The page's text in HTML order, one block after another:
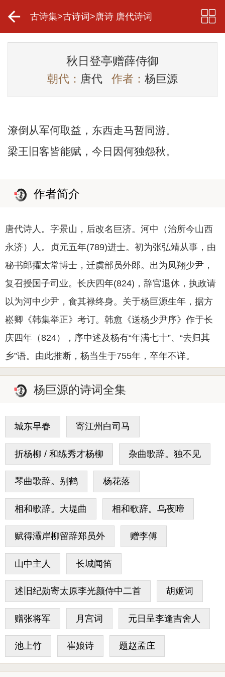
古诗集>古诗词 >唐诗 唐代诗词
秋日登亭赠薛侍御
朝代： 唐代 作者： 杨巨源
潦倒从军何取益，东西走马暂同游。
梁王旧客皆能赋，今日因何独怨秋。
作者简介
唐代诗人。字景山，后改名巨济。河中（治所今山西
永济）人。贞元五年(789)进士。初为张弘靖从事，由
秘书郎擢太常博士，迁虞部员外郎。出为凤翔少尹，
复召授国子司业。长庆四年(824)，辞官退休，执政请
以为河中少尹，食其禄终身。关于杨巨源生年，据方
崧卿《韩集举正》考订。韩愈《送杨少尹序》作于长
庆四年（824），序中述及杨有“年满七十”、“去归其
乡”语。由此推断，杨当生于755年，卒年不详。
杨巨源的诗词全集
城东早春 寄江州白司马
折杨柳 / 和练秀才杨柳 杂曲歌辞。独不见
琴曲歌辞。别鹤 杨花落
相和歌辞。大堤曲 相和歌辞。乌夜啼
赋得灞岸柳留辞郑员外 赠李傅
山中主人 长城闻笛
述旧纪勋寄太原李光颜侍中二首 胡姬词
赠张将军 月宫词 元日呈李逢吉舍人
池上竹 崔娘诗 题赵孟庄